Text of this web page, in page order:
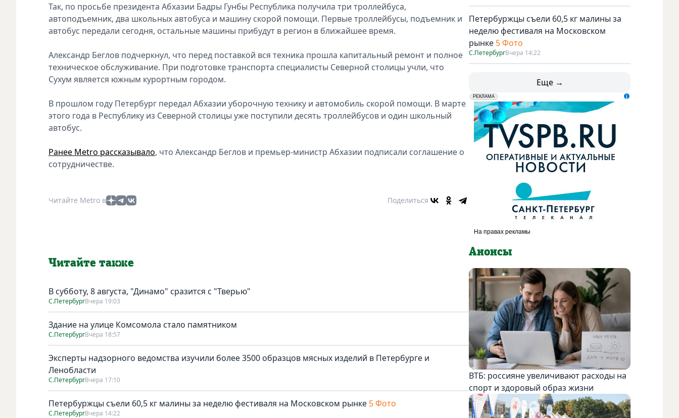
Так, по просьбе президента Абхазии Бадры Гунбы Республика получила три троллейбуса,
автоподъемник, два школьных автобуса и машину скорой помощи. Первые троллейбусы, подъемник и
автобус передали сегодня, остальные машины прибудут в регион в ближайшее время.
Александр Беглов подчеркнул, что перед поставкой вся техника прошла капитальный ремонт и полное
техническое обслуживание. При подготовке транспорта специалисты Северной столицы учли, что
Сухум является южным курортным городом.
В прошлом году Петербург передал Абхазии уборочную технику и автомобиль скорой помощи. В марте
этого года в Республику из Северной столицы уже поступили десять троллейбусов и один школьный
автобус.
Ранее Metro рассказывало, что Александр Беглов и премьер-министр Абхазии подписали соглашение о
сотрудничестве.
Читайте Metro в Поделиться
Читайте также
В субботу, 8 августа, "Динамо" сразится с "Тверью"
С.ПетербургВчера 19:03
Здание на улице Комсомола стало памятником
С.ПетербургВчера 18:57
Эксперты надзорного ведомства изучили более 3500 образцов мясных изделий в Петербурге и
Ленобласти
С.ПетербургВчера 17:10
Петербуржцы съели 60,5 кг малины за неделю фестиваля на Московском рынке 5 Фото
С.ПетербургВчера 14:22
Петербуржцы съели 60,5 кг малины за
неделю фестиваля на Московском
рынке 5 Фото
С.ПетербургВчера 14:22
Еще →
erid: LdtCK5udn
РЕКЛАМА
АО "ГАТР", ИНН: 7841320717
Анонсы
ВТБ: россияне увеличивают расходы на
спорт и здоровый образ жизни